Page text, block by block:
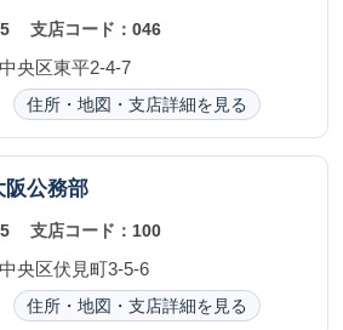
支店コード：046
央区東平2-4-7
住所・地図・支店詳細を見る
阪公務部
支店コード： 100
央区伏見町3-5-6
住所・地図・支店詳細を見る